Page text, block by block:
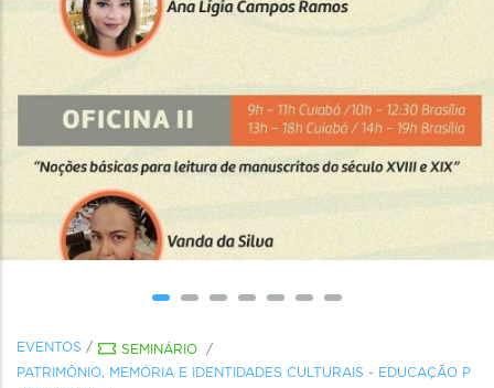
EVENTOS / SEMINÁRIO
/
PATRIMÔNIO, MEMÓRIA E IDENTIDADES CULTURAIS - EDUCAÇÃO P